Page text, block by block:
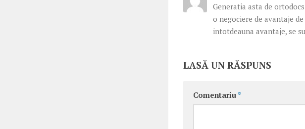
Generatia asta de
o negociere de avantaje
intotdeauna avantaje, se
LASĂ UN RĂSPUNS
Comentariu *